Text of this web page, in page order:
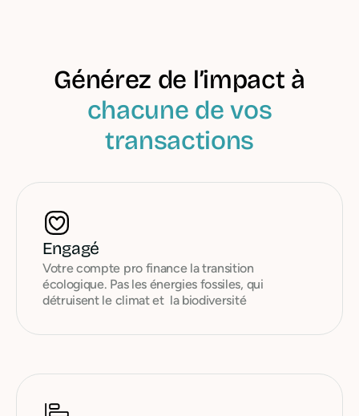
Générez de l’impact à
chacune de vos
transactions
Engagé
Votre compte pro finance la transition
écologique. Pas les énergies fossiles, qui
détruisent le climat et la biodiversité